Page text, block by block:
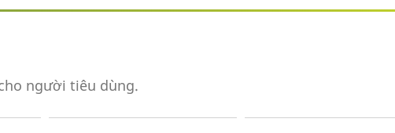
người tiêu dùng.